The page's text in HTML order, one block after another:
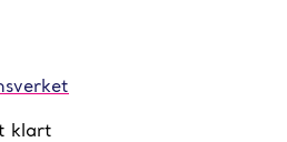
klart